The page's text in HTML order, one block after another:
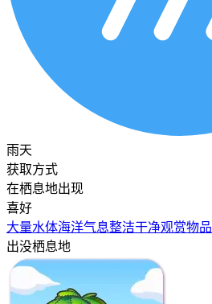
雨天
获取方式
在栖息地出现
喜好
大量水体海洋气息整洁干净观赏物品
出没栖息地